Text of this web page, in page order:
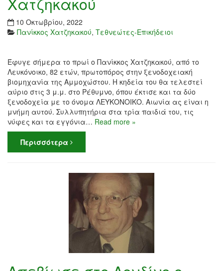
10 Οκτωβρίου, 2022
Πανίκκος Χατζηκακού, Τεθνεώτες-Επικήδειοι
Έφυγε σήμερα το πρωί ο Πανίκκος Χατζηκακού, από το
Λευκόνοικο, 82 ετών, πρωτοπόρος στην ξενοδοχειακή
βιομηχανία της Αμμοχώστου. Η κηδεία του θα τελεστεί
αύριο στις 3 μ.μ. στο Ρέθυμνο, όπου έκτισε και τα δύο
ξενοδοχεία με το όνομα ΛΕΥΚΟΝΟΙΚΟ. Αιωνία ας είναι η
μνήμη αυτού. Συλλυπητήρια στα τρία παιδιά του, τις
νύφες και τα εγγόνια… Read more »
Περισσότερα